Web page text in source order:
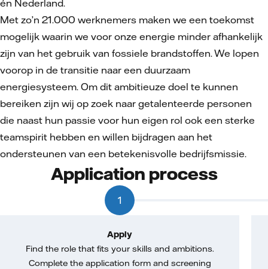
én Nederland.
Met zo’n 21.000 werknemers maken we een toekomst
mogelijk waarin we voor onze energie minder afhankelijk
zijn van het gebruik van fossiele brandstoffen. We lopen
voorop in de transitie naar een duurzaam
energiesysteem. Om dit ambitieuze doel te kunnen
bereiken zijn wij op zoek naar getalenteerde personen
die naast hun passie voor hun eigen rol ook een sterke
teamspirit hebben en willen bijdragen aan het
ondersteunen van een betekenisvolle bedrijfsmissie.
Application process
1
Apply
Find the role that fits your skills and ambitions.
Complete the application form and screening